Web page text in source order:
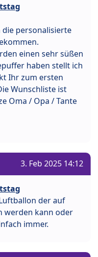
die personalisierte
einen sehr süßen
haben stellt ich
Ihr zum ersten
Wunschliste ist
Oma / Opa / Tante
3. Feb 2025 14:12
der auf
werden kann oder
immer.